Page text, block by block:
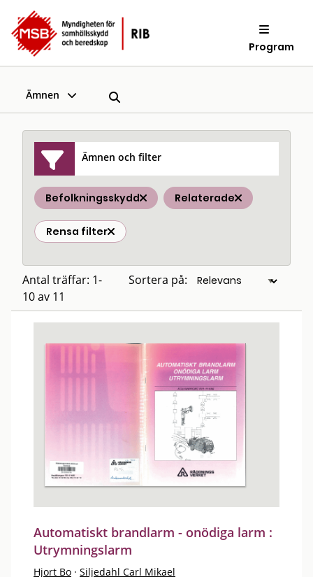
Program
Ämnen
Ämnen och filter
Befolkningsskydd Relaterade
Rensa filter
Antal träffar: 1-
10 av 11
Sortera på:
Automatiskt brandlarm - onödiga larm :
Utrymningslarm
Hjort Bo · Siljedahl Carl Mikael